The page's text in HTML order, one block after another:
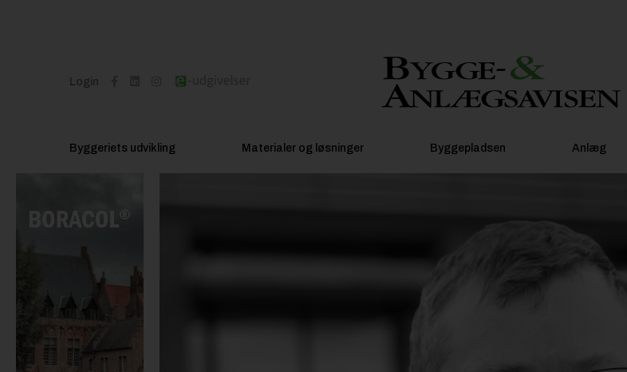
Login
Byggeriets udvikling Materialer og løsninger Byggepladsen Anlæg